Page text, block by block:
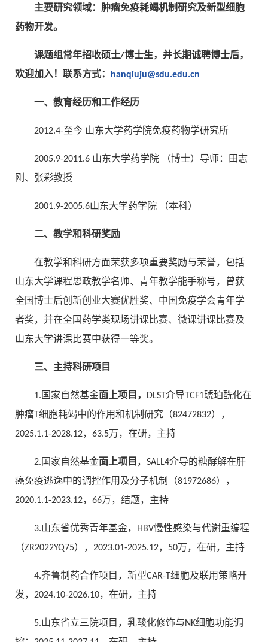
主要研究领域：肿瘤免疫耗竭机制研究及新型细胞
药物开发。
课题组常年招收硕士/博士生，并长期诚聘博士后，
欢迎加入！联系方式： hanqiuju@sdu.edu.cn
一、教育经历和工作经历
2012.4-至今 山东大学药学院免疫药物学研究所
2005.9-2011.6 山东大学药学院 （博士）导师：田志
刚、张彩教授
2001.9-2005.6山东大学药学院 （本科）
二、教学和科研奖励
在教学和科研方面荣获多项重要奖励与荣誉，包括
山东大学课程思政教学名师、青年教学能手称号，曾获
全国博士后创新创业大赛优胜奖、中国免疫学会青年学
者奖，并在全国药学类现场讲课比赛、微课讲课比赛及
山东大学讲课比赛中获得一等奖。
三、主持科研项目
1.国家自然基金面上项目， DLST介导TCF1琥珀酰化在
肿瘤T细胞耗竭中的作用和机制研究（82472832），
2025.1.1-2028.12，63.5万，在研，主持
2.国家自然基金面上项目 ，SALL4介导的糖酵解在肝
癌免疫逃逸中的调控作用及分子机制（81972686），
2020.1.1-2023.12，66万，结题，主持
3.山东省优秀青年基金，HBV慢性感染与代谢重编程
（ZR2022YQ75），2023.01-2025.12，50万，在研，主持
4.齐鲁制药合作项目，新型CAR-T细胞及联用策略开
发，2024.10-2026.10，在研，主持
5.山东省立三院项目，乳酸化修饰与NK细胞功能调